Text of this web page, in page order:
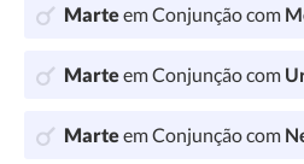
Marteem Conjunção com
Marteem Conjunção com
Marteem Conjunção com